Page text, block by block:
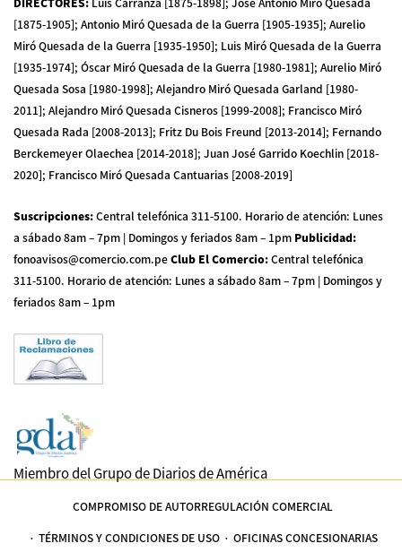
[1875-1905]; Antonio Miró Quesada de la Guerra [1905-1935]; Aurelio
Miró Quesada de la Guerra [1935-1950]; Luis Miró Quesada de la Guerra
[1935-1974]; Óscar Miró Quesada de la Guerra [1980-1981]; Aurelio Miró
Quesada Sosa [1980-1998]; Alejandro Miró Quesada Garland [1980-
2011]; Alejandro Miró Quesada Cisneros [1999-2008]; Francisco Miró
Quesada Rada [2008-2013]; Fritz Du Bois Freund [2013-2014]; Fernando
Berckemeyer Olaechea [2014-2018]; Juan José Garrido Koechlin [2018-
2020]; Francisco Miró Quesada Cantuarias [2008-2019]
Suscripciones:Central telefónica 311-5100. Horario de atención: Lunes
a sábado 8am – 7pm | Domingos y feriados 8am – 1pm Publicidad:
fonoavisos@comercio.com.peClub El Comercio:Central telefónica
311-5100. Horario de atención: Lunes a sábado 8am – 7pm | Domingos y
feriados 8am – 1pm
Miembro del Grupo de Diarios de América
COMPROMISO DE AUTORREGULACIÓN COMERCIAL
TÉRMINOS Y CONDICIONES DE USO OFICINAS CONCESIONARIAS